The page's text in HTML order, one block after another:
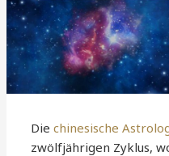
Diechinesische
zwölfjährigen Zyklus,